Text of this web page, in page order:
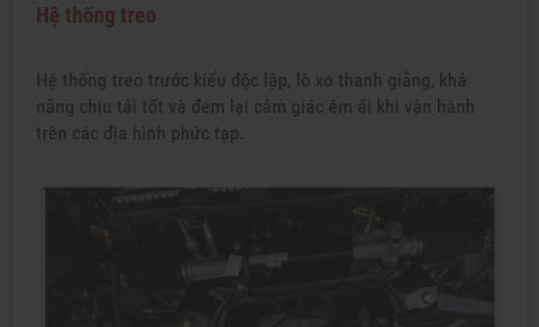
Hệ thống treo
Hệ thống treo trước kiểu độc lập, lò xo thanh giằng, khả
năng chịu tải tốt và đem lại cảm giác êm ái khi vận hành
trên các địa hình phức tạp.